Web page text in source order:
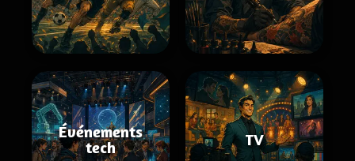
Événements
tech
TV